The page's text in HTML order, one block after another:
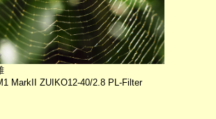
MarkII ZUIKO12-40/2.8 PL-Filter